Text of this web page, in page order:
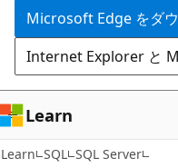
ツ
に
ス
キ
ッ
プ
Microsoft Edge をダ
Internet Explorer と
Learn
Learn SQL SQL Server